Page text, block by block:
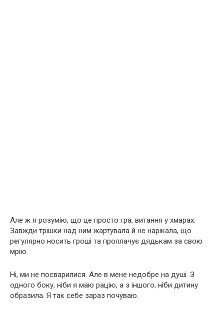
Але ж я розумію, що це просто гра, витання у хмарах.
Завжди трішки над ним жартувала й не нарікала, що
регулярно носить гроші та проплачує дядькам за свою
мрію.
Ні, ми не посварилися. Але в мене недобре на душі. З
одного боку, ніби я маю рацію, а з іншого, ніби дитину
образила. Я так себе зараз почуваю.